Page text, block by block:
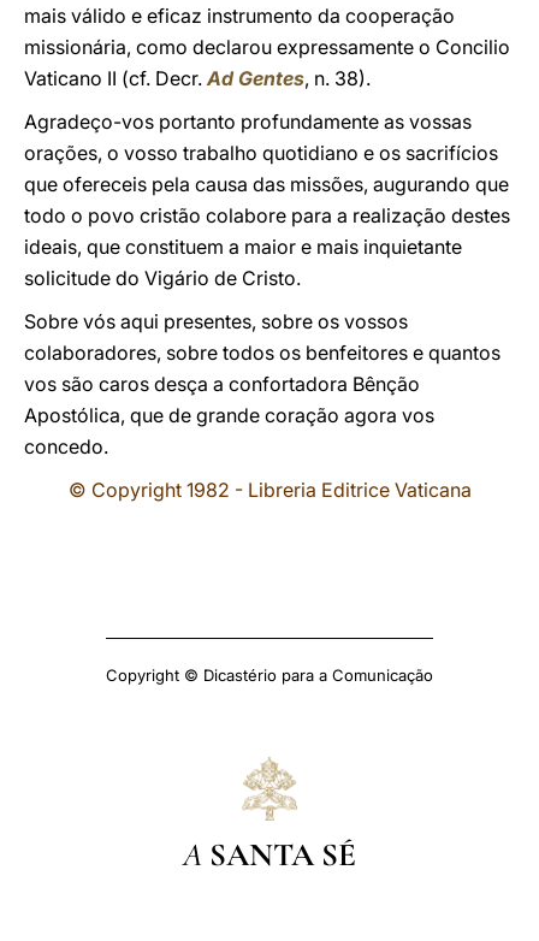
mais válido e eficaz instrumento da cooperação
missionária, como declarou expressamente o Concilio
Vaticano II (cf. Decr.Ad Gentes, n. 38).
Agradeço-vos portanto profundamente as vossas
orações, o vosso trabalho quotidiano e os sacrifícios
que ofereceis pela causa das missões, augurando que
todo o povo cristão colabore para a realização destes
ideais, que constituem a maior e mais inquietante
solicitude do Vigário de Cristo.
Sobre vós aqui presentes, sobre os vossos
colaboradores, sobre todos os benfeitores e quantos
vos são caros desça a confortadora Bênção
Apostólica, que de grande coração agora vos
concedo.
© Copyright 1982 - Libreria Editrice Vaticana
Copyright © Dicastério para a Comunicação
A SANTA SÉ